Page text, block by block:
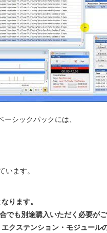
シックパックには、
います。
ります。
も別途購入いただく必要がご
クステンション・モジュール